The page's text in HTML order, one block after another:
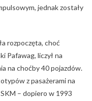
jednak zostały
rozpoczęta, choć
Pafawag, liczył na
na choćby 40 pojazdów.
z pasażerami na
– dopiero w 1993